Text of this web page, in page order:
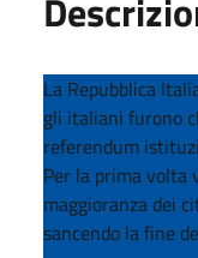
La Repubblica
gli italiani furono
referendum
Per la prima volta
maggioranza dei
sancendo la fine